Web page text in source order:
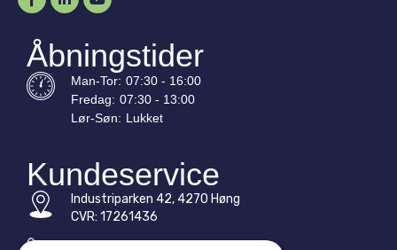
Åbningstider
Man-Tor: 07:30 - 16:00
Fredag: 07:30 - 13:00
Lør-Søn: Lukket
Kundeservice
Industriparken 42, 4270 Høng
CVR: 17261436